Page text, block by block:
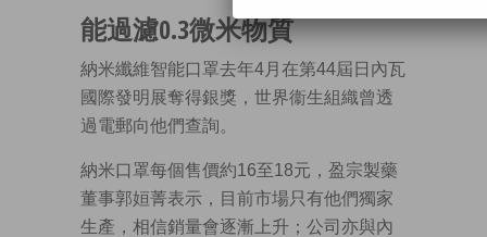
能過濾0.3微米物質
納米纖維智能口罩去年4月在第44屆日內瓦
國際發明展奪得銀獎，世界衞生組織曾透
過電郵向他們查詢。
納米口罩每個售價約16至18元，盈宗製藥
董事郭姮菁表示，目前市場只有他們獨家
生產，相信銷量會逐漸上升；公司亦與內